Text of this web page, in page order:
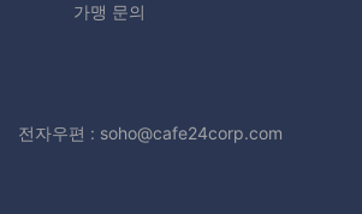
가맹 문의
전자우편 : soho@cafe24corp.com